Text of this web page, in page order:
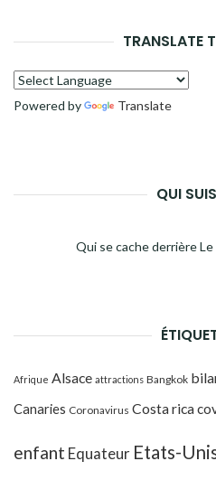
TRANSLATE
Powered by Translate
QUI
Qui se cache derrière Le
Afrique Alsace attractions Bangkok
Canaries Coronavirus Costa rica
enfant Equateur Etats-